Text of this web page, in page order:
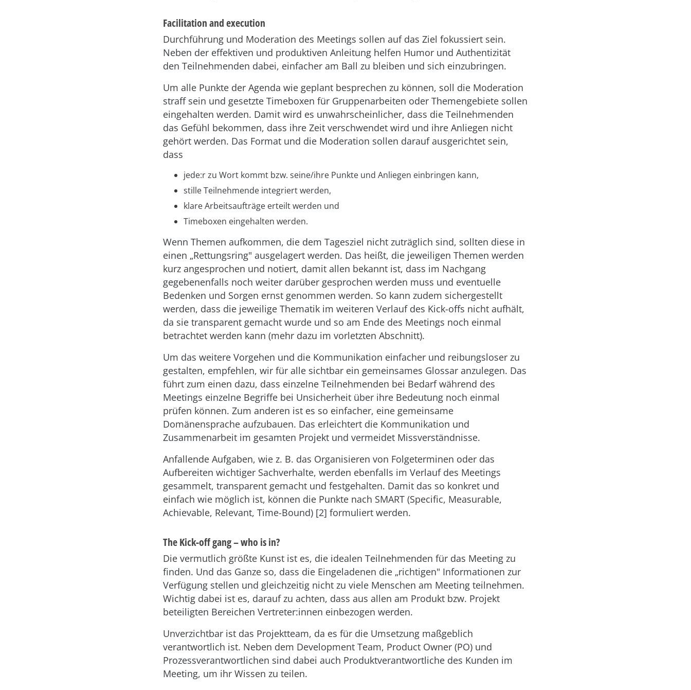
Facilitation and execution
Durchführung und Moderation des Meetings sollen auf das Ziel fokussiert sein.
Neben der effektiven und produktiven Anleitung helfen Humor und Authentizität
den Teilnehmenden dabei, einfacher am Ball zu bleiben und sich einzubringen.
Um alle Punkte der Agenda wie geplant besprechen zu können, soll die Moderation
straff sein und gesetzte Timeboxen für Gruppenarbeiten oder Themengebiete sollen
eingehalten werden. Damit wird es unwahrscheinlicher, dass die Teilnehmenden
das Gefühl bekommen, dass ihre Zeit verschwendet wird und ihre Anliegen nicht
gehört werden. Das Format und die Moderation sollen darauf ausgerichtet sein,
dass
jede:r zu Wort kommt bzw. seine/ihre Punkte und Anliegen einbringen kann,
stille Teilnehmende integriert werden,
klare Arbeitsaufträge erteilt werden und
Timeboxen eingehalten werden.
Wenn Themen aufkommen, die dem Tagesziel nicht zuträglich sind, sollten diese in
einen „Rettungsring" ausgelagert werden. Das heißt, die jeweiligen Themen werden
kurz angesprochen und notiert, damit allen bekannt ist, dass im Nachgang
gegebenenfalls noch weiter darüber gesprochen werden muss und eventuelle
Bedenken und Sorgen ernst genommen werden. So kann zudem sichergestellt
werden, dass die jeweilige Thematik im weiteren Verlauf des Kick-offs nicht aufhält,
da sie transparent gemacht wurde und so am Ende des Meetings noch einmal
betrachtet werden kann (mehr dazu im vorletzten Abschnitt).
Um das weitere Vorgehen und die Kommunikation einfacher und reibungsloser zu
gestalten, empfehlen, wir für alle sichtbar ein gemeinsames Glossar anzulegen. Das
führt zum einen dazu, dass einzelne Teilnehmenden bei Bedarf während des
Meetings einzelne Begriffe bei Unsicherheit über ihre Bedeutung noch einmal
prüfen können. Zum anderen ist es so einfacher, eine gemeinsame
Domänensprache aufzubauen. Das erleichtert die Kommunikation und
Zusammenarbeit im gesamten Projekt und vermeidet Missverständnisse.
Anfallende Aufgaben, wie z. B. das Organisieren von Folgeterminen oder das
Aufbereiten wichtiger Sachverhalte, werden ebenfalls im Verlauf des Meetings
gesammelt, transparent gemacht und festgehalten. Damit das so konkret und
einfach wie möglich ist, können die Punkte nach SMART (Specific, Measurable,
Achievable, Relevant, Time-Bound) [2] formuliert werden.
The Kick-off gang – who is in?
Die vermutlich größte Kunst ist es, die idealen Teilnehmenden für das Meeting zu
finden. Und das Ganze so, dass die Eingeladenen die „richtigen" Informationen zur
Verfügung stellen und gleichzeitig nicht zu viele Menschen am Meeting teilnehmen.
Wichtig dabei ist es, darauf zu achten, dass aus allen am Produkt bzw. Projekt
beteiligten Bereichen Vertreter:innen einbezogen werden.
Unverzichtbar ist das Projektteam, da es für die Umsetzung maßgeblich
verantwortlich ist. Neben dem Development Team, Product Owner (PO) und
Prozessverantwortlichen sind dabei auch Produktverantwortliche des Kunden im
Meeting, um ihr Wissen zu teilen.